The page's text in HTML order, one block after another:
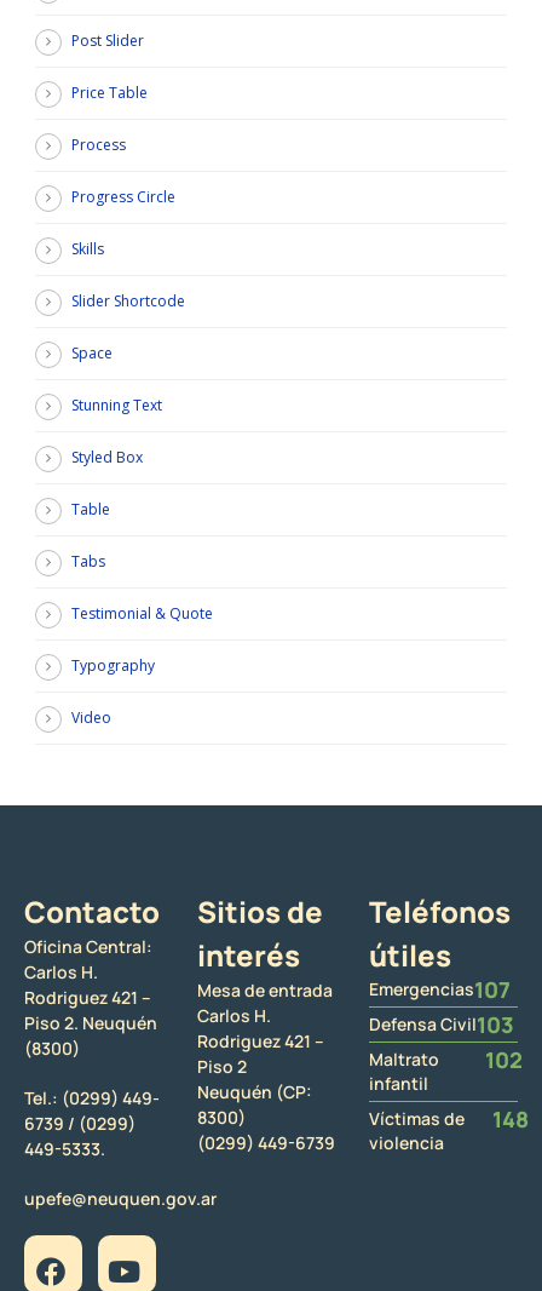
Post Slider
Price Table
Process
Progress Circle
Skills
Slider Shortcode
Space
Stunning Text
Styled Box
Table
Tabs
Testimonial & Quote
Typography
Video
Contacto
Oficina Central:
Carlos H.
Rodriguez 421 –
Piso 2. Neuquén
(8300)
Tel.: (0299) 449-
6739 / (0299)
449-5333.
upefe@neuquen.gov.ar
Sitios de
interés
Mesa de entrada
Carlos H.
Rodriguez 421 –
Piso 2
Neuquén (CP:
8300)
(0299) 449-6739
Teléfonos
útiles
Emergencias107
Defensa Civil103
Maltrato
infantil
102
Víctimas de
violencia
148